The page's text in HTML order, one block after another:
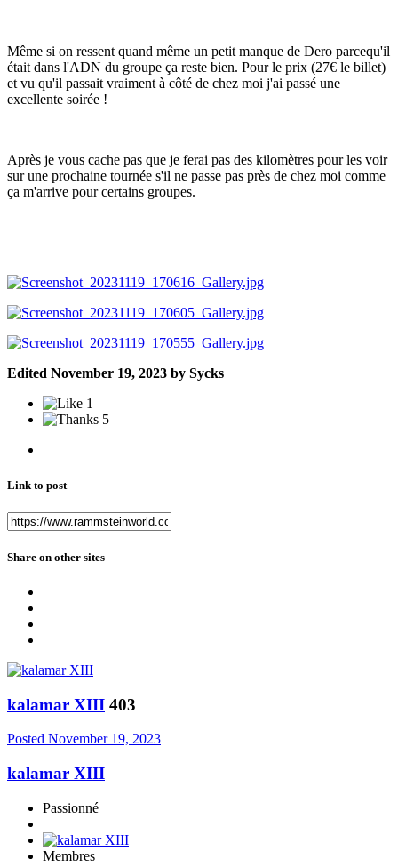
Même si on ressent quand même un petit manque de Dero parcequ'il
était dans l'ADN du groupe ça reste bien. Pour le prix (27€ le billet)
et vu qu'il passait vraiment à côté de chez moi j'ai passé une
excellente soirée !
Après je vous cache pas que je ferai pas des kilomètres pour les voir
sur une prochaine tournée s'il ne passe pas près de chez moi comme
ça m'arrive pour certains groupes.
Edited November 19, 2023 by Sycks
1
5
Link to post
Share on other sites
kalamar XIII 403
Posted November 19, 2023
kalamar XIII
Passionné
Membres